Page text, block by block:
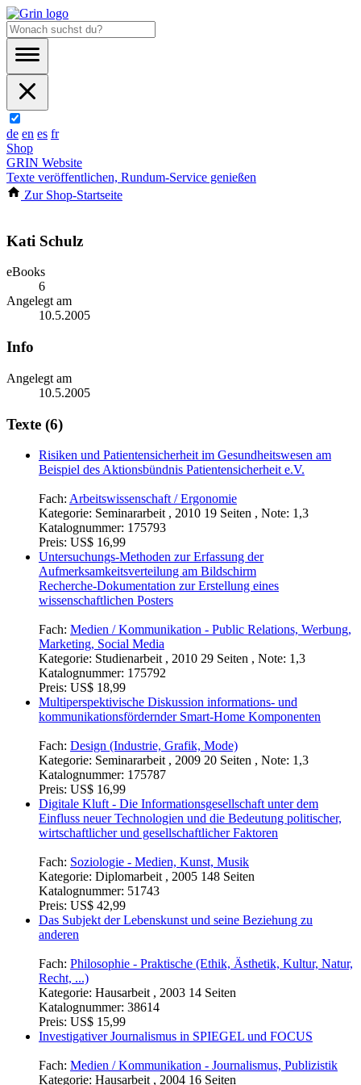
de en es fr
Shop
GRIN Website
Texte veröffentlichen, Rundum-Service genießen
Zur Shop-Startseite
Kati Schulz
eBooks
6
Angelegt am
10.5.2005
Info
Angelegt am
10.5.2005
Texte (6)
Risiken und Patientensicherheit im Gesundheitswesen am
Beispiel des Aktionsbündnis Patientensicherheit e.V.
Fach: Arbeitswissenschaft / Ergonomie
Kategorie: Seminararbeit , 2010 19 Seiten , Note: 1,3
Katalognummer: 175793
Preis: US$ 16,99
Untersuchungs-Methoden zur Erfassung der
Aufmerksamkeitsverteilung am Bildschirm
Recherche-Dokumentation zur Erstellung eines
wissenschaftlichen Posters
Fach: Medien / Kommunikation - Public Relations, Werbung,
Marketing, Social Media
Kategorie: Studienarbeit , 2010 29 Seiten , Note: 1,3
Katalognummer: 175792
Preis: US$ 18,99
Multiperspektivische Diskussion informations- und
kommunikationsfördernder Smart-Home Komponenten
Fach: Design (Industrie, Grafik, Mode)
Kategorie: Seminararbeit , 2009 20 Seiten , Note: 1,3
Katalognummer: 175787
Preis: US$ 16,99
Digitale Kluft - Die Informationsgesellschaft unter dem
Einfluss neuer Technologien und die Bedeutung politischer,
wirtschaftlicher und gesellschaftlicher Faktoren
Fach: Soziologie - Medien, Kunst, Musik
Kategorie: Diplomarbeit , 2005 148 Seiten
Katalognummer: 51743
Preis: US$ 42,99
Das Subjekt der Lebenskunst und seine Beziehung zu
anderen
Fach: Philosophie - Praktische (Ethik, Ästhetik, Kultur, Natur,
Recht, ...)
Kategorie: Hausarbeit , 2003 14 Seiten
Katalognummer: 38614
Preis: US$ 15,99
Investigativer Journalismus in SPIEGEL und FOCUS
Fach: Medien / Kommunikation - Journalismus, Publizistik
Kategorie: Hausarbeit , 2004 16 Seiten